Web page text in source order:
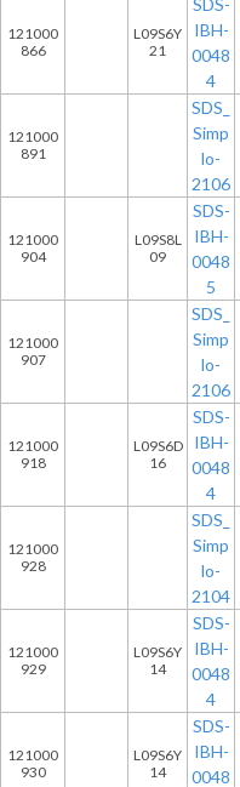
121000
866
L09S6Y
21
SDS-
IBH-
0048
4
121000
891
SDS_
Simp
lo-
2106
121000
904
L09S8L
09
SDS-
IBH-
0048
5
121000
907
SDS_
Simp
lo-
2106
121000
918
L09S6D
16
SDS-
IBH-
0048
4
121000
928
SDS_
Simp
lo-
2104
121000
929
L09S6Y
14
SDS-
IBH-
0048
4
121000
930
L09S6Y
14
SDS-
IBH-
0048